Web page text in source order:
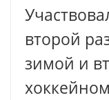
второй
зимой и